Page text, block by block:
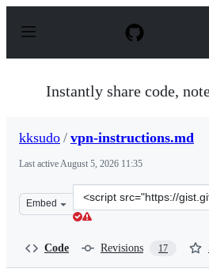
p
Instantly share code,
kksudo / vpn-instructions.md
Last activeAugust 5, 2026 11:35
Embed
Clone
this
Code Revisions 17